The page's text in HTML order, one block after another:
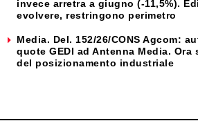
invece arretra a giugno (-11,5%).
evolvere, restringono perimetro
Media. Del. 152/26/CONS Agcom:
quote GEDI ad Antenna Media.
del posizionamento industriale